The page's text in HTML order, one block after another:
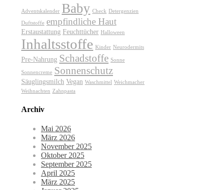
Adventskalender Baby Check Detergenzien
Duftstoffe empfindliche Haut
Erstaustattung Feuchttücher Halloween
Inhaltsstoffe Kinder Neurodermits
Pre-Nahrung Schadstoffe Sonne
Sonnencreme Sonnenschutz
Säuglingsmilch Vegan Waschmittel Weichmacher
Weihnachten Zahnpasta
Archiv
Mai 2026
März 2026
November 2025
Oktober 2025
September 2025
April 2025
März 2025